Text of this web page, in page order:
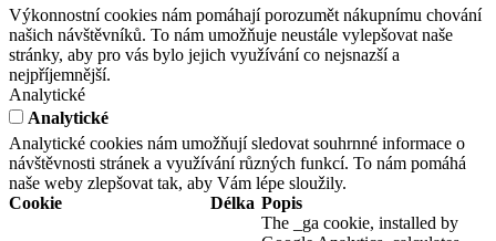
Výkonnostní cookies nám pomáhají porozumět nákupnímu chování
našich návštěvníků. To nám umožňuje neustále vylepšovat naše
stránky, aby pro vás bylo jejich využívání co nejsnazší a
nejpříjemnější.
Analytické
Analytické
Analytické cookies nám umožňují sledovat souhrnné informace o
návštěvnosti stránek a využívání různých funkcí. To nám pomáhá
naše weby zlepšovat tak, aby Vám lépe sloužily.
Cookie
Délka Popis
The _ga cookie, installed by